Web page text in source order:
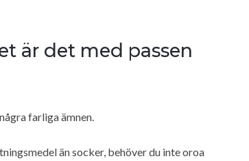
är det med passen
farliga ämnen.
än socker, behöver du inte oroa